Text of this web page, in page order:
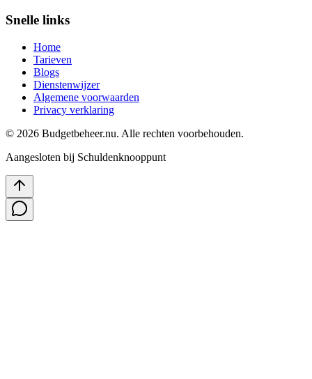
Snelle links
Home
Tarieven
Blogs
Dienstenwijzer
Algemene voorwaarden
Privacy verklaring
© 2026 Budgetbeheer.nu. Alle rechten voorbehouden.
Aangesloten bij Schuldenknooppunt